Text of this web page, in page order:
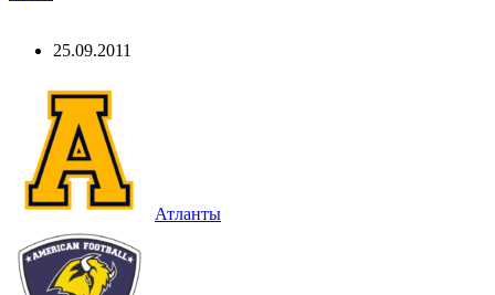
25.09.2011
Атланты